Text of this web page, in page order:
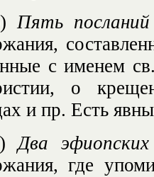
Пять посланий
с именем
о
и пр. Есть
Два
где